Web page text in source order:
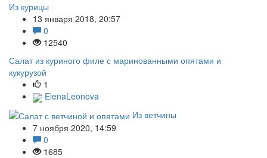
Из курицы
13 января 2018, 20:57
0
12540
Салат из куриного филе с маринованными опятами и
кукурузой
1
ElenaLeonova
Из ветчины
7 ноября 2020, 14:59
0
1685